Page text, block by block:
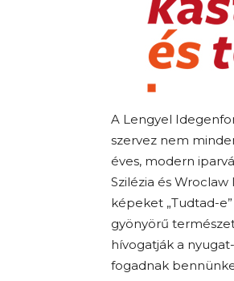
A Lengyel
szervez nem
éves, modern
Szilézia és
képeket „Tudtad-
gyönyörű
hívogatják a
fogadnak